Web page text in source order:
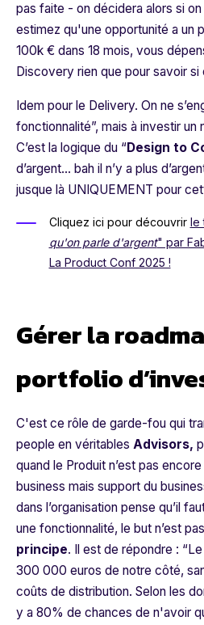
pas faite - on décidera alors si
estimez qu'une opportunité a un
100k € dans 18 mois, vous
Discovery rien que pour savoir si
Idem pour le Delivery. On ne
fonctionnalité”, mais à investir un
C’est la logique du “Design to
d’argent… bah il n’y a plus
jusque là UNIQUEMENT pour
Cliquez ici pour découvrir le
qu'on parle d'argent" par
La Product Conf 2025 !
Gérer la
portfolio
C'est ce rôle de garde-fou qui
people en véritables Advisors,
quand le Produit n’est pas
business mais support du
dans l’organisation pense qu’il
une fonctionnalité, le but n’est
principe. Il est de répondre : “
300 000 euros de notre côté,
coûts de distribution. Selon les
y a 80% de chances de n'avoir